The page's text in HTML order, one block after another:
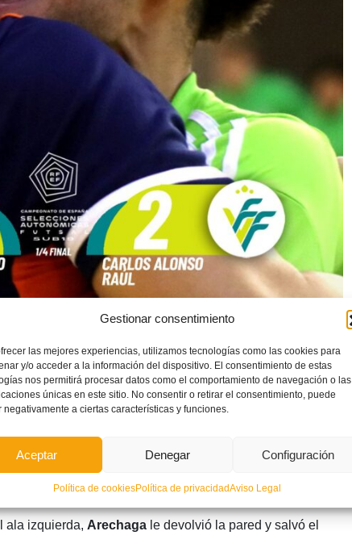
Gestionar consentimiento
las mejores experiencias, utilizamos tecnologías como las cookies para
y/o acceder a la información del dispositivo. El consentimiento de estas
nos permitirá procesar datos como el comportamiento de navegación o las
únicas en este sitio. No consentir o retirar el consentimiento, puede
negativamente a ciertas características y funciones.
Aceptar Denegar Configuración
Política de cookiesPolítica de privacidadAviso Legal
dispuso de las dos primeras opciones para abrir el
ala izquierda, Arechagale devolvió la pared y salvó el